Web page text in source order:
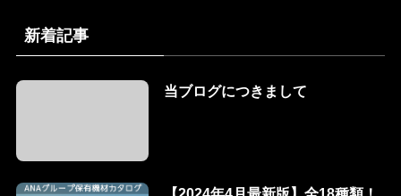
新着記事
当ブログにつきまして